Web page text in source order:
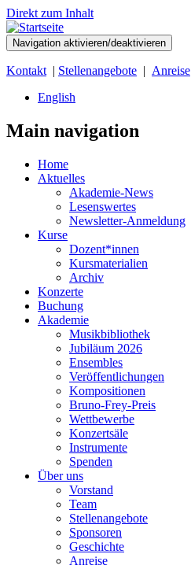
Direkt zum Inhalt
Navigation aktivieren/deaktivieren
Kontakt | Stellenangebote | Anreise
English
Main navigation
Home
Aktuelles
Akademie-News
Lesenswertes
Newsletter-Anmeldung
Kurse
Dozent*innen
Kursmaterialien
Archiv
Konzerte
Buchung
Akademie
Musikbibliothek
Jubiläum 2026
Ensembles
Veröffentlichungen
Kompositionen
Bruno-Frey-Preis
Wettbewerbe
Konzertsäle
Instrumente
Spenden
Über uns
Vorstand
Team
Stellenangebote
Sponsoren
Geschichte
Anreise